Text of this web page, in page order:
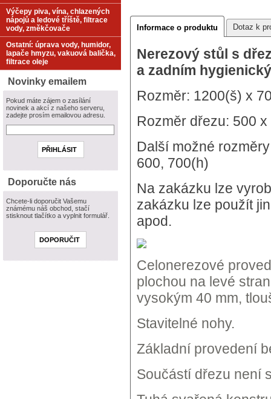
Informace o produktu Dotaz k
Nerezový stůl s
a zadním
Rozměr: 1200(š) x
Rozměr dřezu: 500
Další možné
600, 700(h)
Na zakázku lze
zakázku lze použít
apod.
Celonerezové
plochou na levé
vysokým 40 mm,
Stavitelné nohy.
Základní provedení
Součástí dřezu není
Výčepy piva, vína, chlazených
nápojů a ledové tříště, filtrace
vody, změkčovače
Ostatní: úprava vody, humidor,
lapače hmyzu, vakuová balička,
filtrace oleje
Novinky emailem
Pokud máte zájem o zasílání
novinek a akcí z našeho serveru,
zadejte prosím emailovou adresu.
Doporučte nás
Chcete-li doporučit Vašemu
známému náš obchod, stačí
stisknout tlačítko a vyplnit formulář.